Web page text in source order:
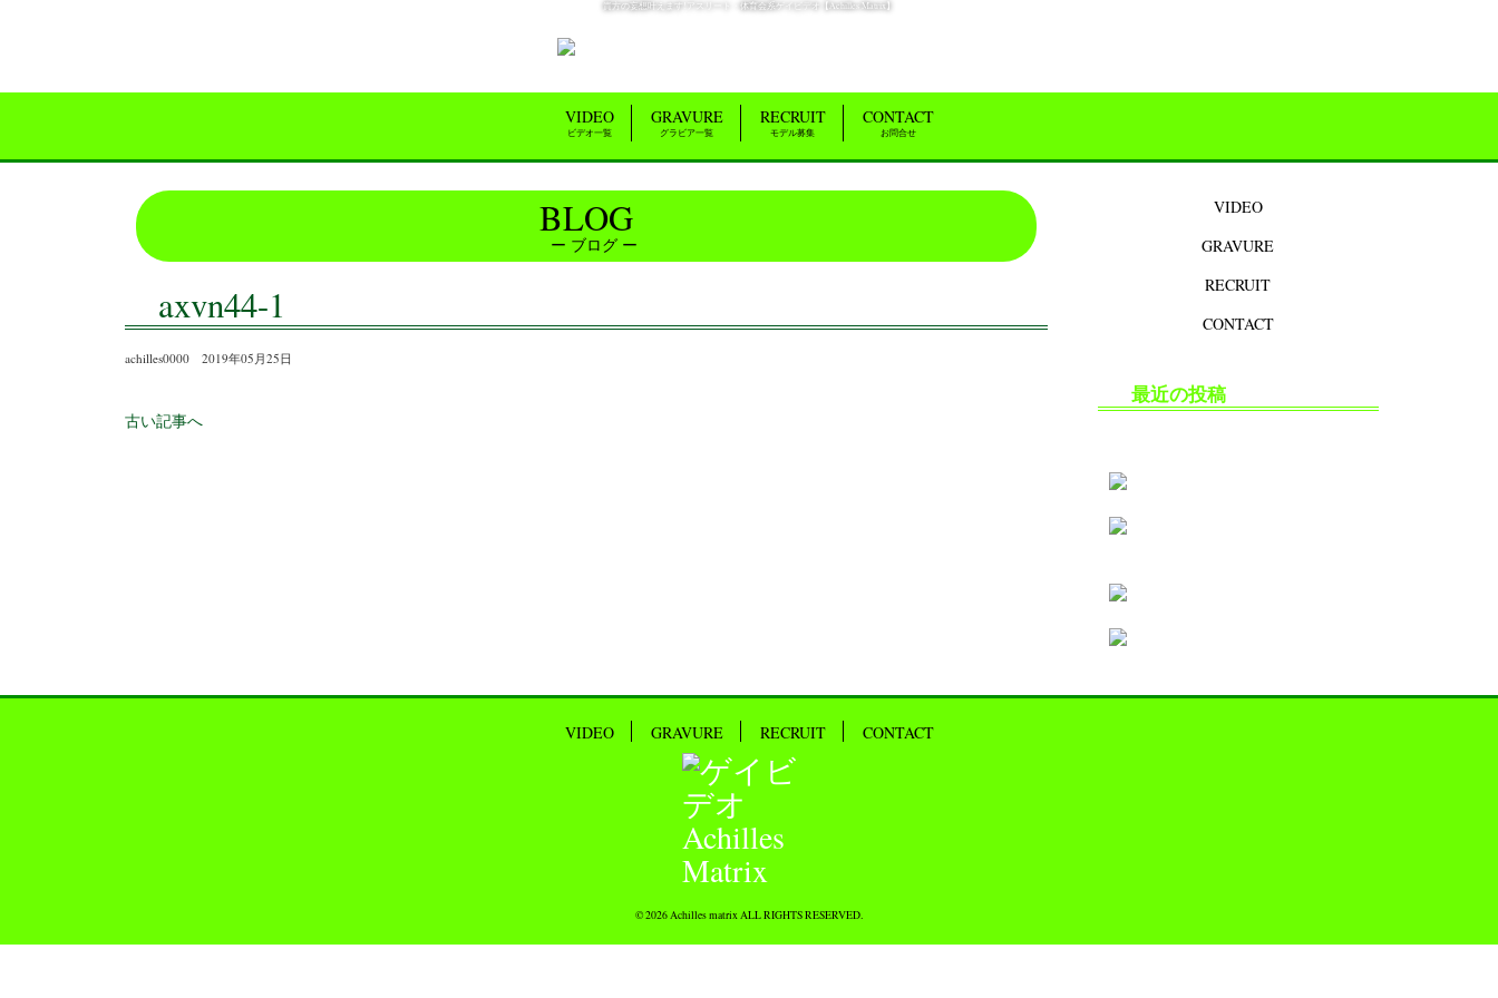
貴方の妄想叶えます!アスリート・体育会系ゲイビデオ【Achilles Matrix】
VIDEO
ビデオ一覧
GRAVURE
グラビア一覧
RECRUIT
モデル募集
CONTACT
お問合せ
BLOG
ブログ
axvn44-1
achilles0000 2019年05月25日
古い記事へ
VIDEO
GRAVURE
RECRUIT
CONTACT
最近の投稿
VIDEO GRAVURE RECRUIT CONTACT
© 2026 Achilles matrix ALL RIGHTS RESERVED.